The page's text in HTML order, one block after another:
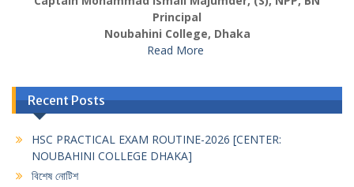
Principal
Noubahini College, Dhaka
Read More
Recent Posts
HSC PRACTICAL EXAM ROUTINE-2026 [CENTER:
NOUBAHINI COLLEGE DHAKA]
বিশেষ নোটিশ